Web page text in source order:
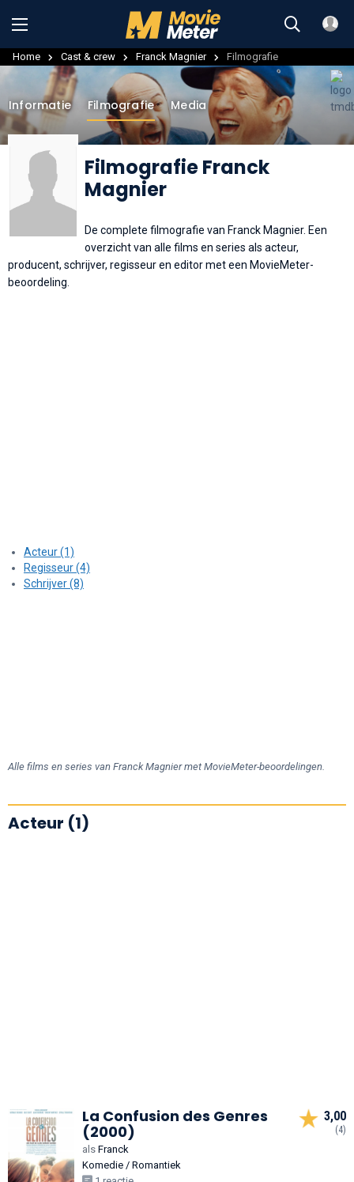
Home Cast & crew Franck Magnier Filmografie
Filmografie Franck
Magnier
Informatie Filmografie Media
De complete filmografie van Franck Magnier. Een
overzicht van alle films en series als acteur,
producent, schrijver, regisseur en editor met een MovieMeter-
beoordeling.
Acteur (1)
Regisseur (4)
Schrijver (8)
Alle films en series van Franck Magnier met MovieMeter-beoordelingen.
Acteur (1)
La Confusion des Genres
(2000)
als Franck
Komedie / Romantiek
3,00
(4)